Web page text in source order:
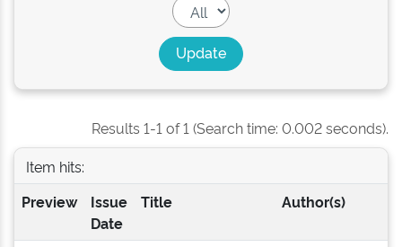
Results 1-1 of 1 (Search time: 0.002 seconds).
Item hits:
Preview
Issue
Date
Title Author(s)